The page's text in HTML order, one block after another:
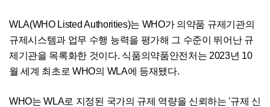
WLA(WHO Listed Authorities)는 WHO가 의약품 규제기관의
규제시스템과 업무 수행 능력을 평가해 그 수준이 뛰어난 규
제기관을 목록화한 것이다. 식품의약품안전처는 2023년 10
월 세계 최초로 WHO의 WLA에 등재됐다.
WHO는 WLA로 지정된 국가의 규제 역량을 신뢰하는 '규제 신